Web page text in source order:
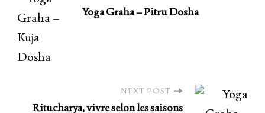
Yoga Graha – Pitru Dosha
NEXT POST
Ritucharya, vivre selon les saisons